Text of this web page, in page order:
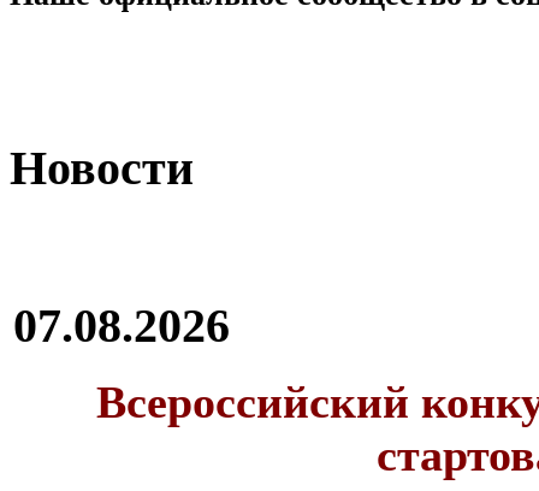
Новости
07.08.2026
Всероссийский